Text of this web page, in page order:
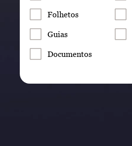
Folhetos
Guias
Documentos